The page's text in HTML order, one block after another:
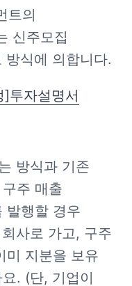
트의
신주모집
식에 의합니다.
투자설명서
방식과 기존
주 매출
발행할 경우
사로 가고, 구주
미 지분을 보유
. (단, 기업이